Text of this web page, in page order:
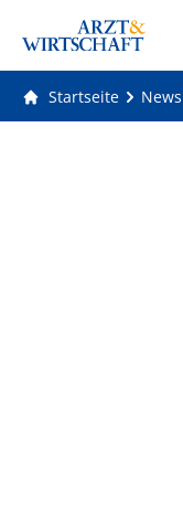
Startseite News